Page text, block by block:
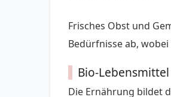
Frisches Obst und
Bedürfnisse ab,
Bio-
Die Ernährung bildet